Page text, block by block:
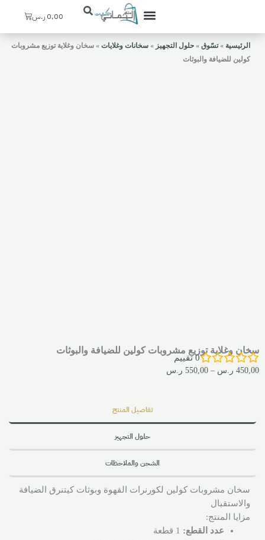
0,00 ر.سCart
الرئيسية »تسّوق » حلول التجهيز » سخانات وغلايات » سخان وغلاية توزيع مشروبات
كولين للضيافة والبوثات
سخان وغلاية توزيع مشروبات كولين للضيافة والبوثات
0تقييم
450,00 ر.س –
550,00 ر.س
تفاصيل المنتج
حلول التجهيز
الشحن والملاحظات
سخان مشروبات كولين لكورنرات القهوة وبوثات كيتنرق الضيافة
والاستقبال
مزايا المنتج:
عدد القطع: